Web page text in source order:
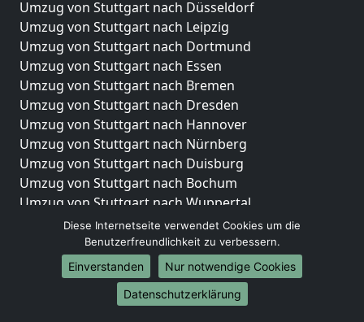
Umzug von Stuttgart nach Düsseldorf
Umzug von Stuttgart nach Leipzig
Umzug von Stuttgart nach Dortmund
Umzug von Stuttgart nach Essen
Umzug von Stuttgart nach Bremen
Umzug von Stuttgart nach Dresden
Umzug von Stuttgart nach Hannover
Umzug von Stuttgart nach Nürnberg
Umzug von Stuttgart nach Duisburg
Umzug von Stuttgart nach Bochum
Umzug von Stuttgart nach Wuppertal
Umzug von Stuttgart nach Bielefeld
Umzug von Stuttgart nach Bonn
Umzug von Stuttgart nach Münster
Internationale-Umzüge
Diese Internetseite verwendet Cookies um die
Benutzerfreundlichkeit zu verbessern.
Einverstanden
Nur notwendige Cookies
Datenschutzerklärung